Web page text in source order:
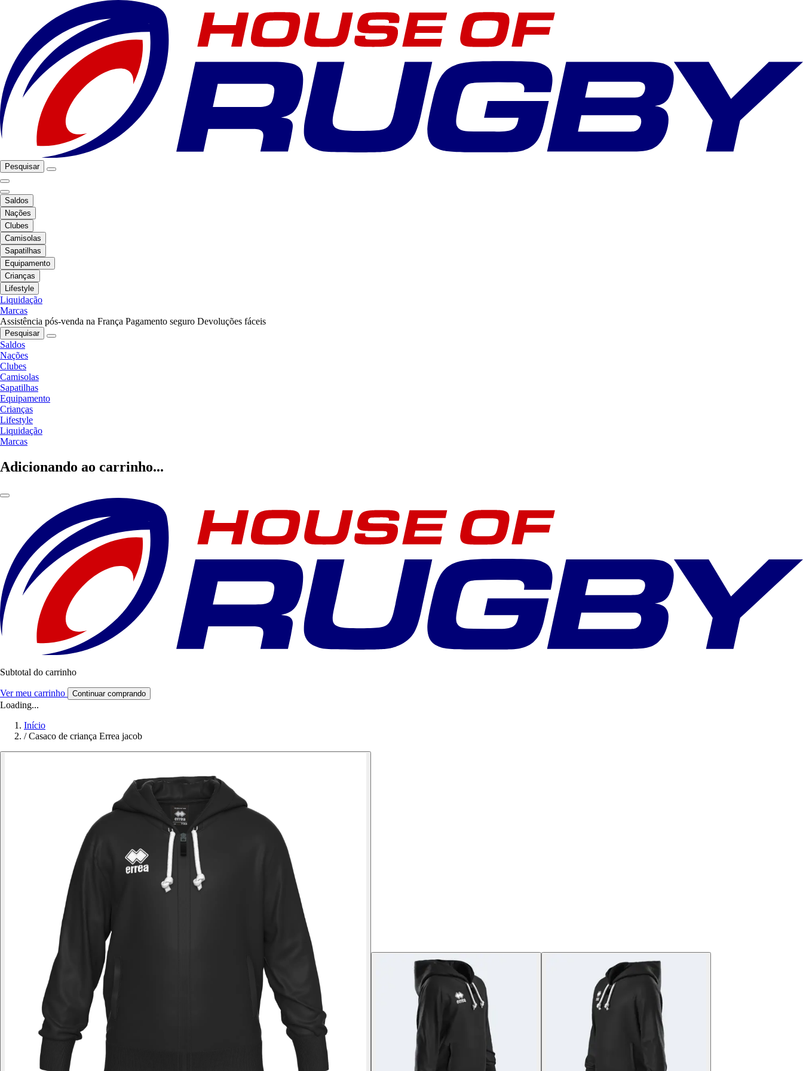
Pesquisar
Saldos
Nações
Clubes
Camisolas
Sapatilhas
Equipamento
Crianças
Lifestyle
Liquidação
Marcas
Assistência pós-venda na França Pagamento seguro Devoluções fáceis
Pesquisar
Saldos
Nações
Clubes
Camisolas
Sapatilhas
Equipamento
Crianças
Lifestyle
Liquidação
Marcas
Adicionando ao carrinho...
Subtotal do carrinho
Ver meu carrinho Continuar comprando
Loading...
Início
/ Casaco de criança Errea jacob